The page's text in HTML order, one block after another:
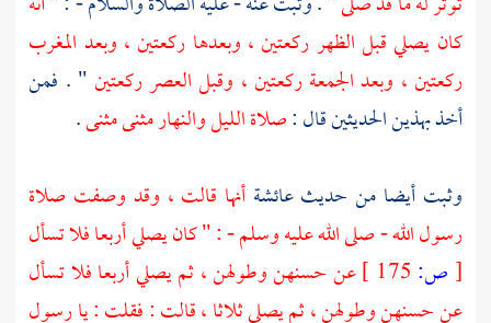
كان يصلي قبل الظهر ركعتين ، وبعدها ركعتين ، وبعد المغرب
ركعتين ، وبعد الجمعة ركعتين ، وقبل العصر ركعتين" . فمن
أخذ بهذين الحديثين قال :صلاة الليل والنهار مثنى مثنى.
وثبت أيضا من حديثعائشة أنها قالت ، وقد وصفت صلاة
رسول الله - صلى الله عليه وسلم - : " كان يصلي أربعا فلا تسأل
[ص:
عن حسنهن وطولهن ، ثم يصلي أربعا فلا تسأل
عن حسنهن وطولهن ، ثم يصلي ثلاثا ، قالت : فقلت : يا رسول